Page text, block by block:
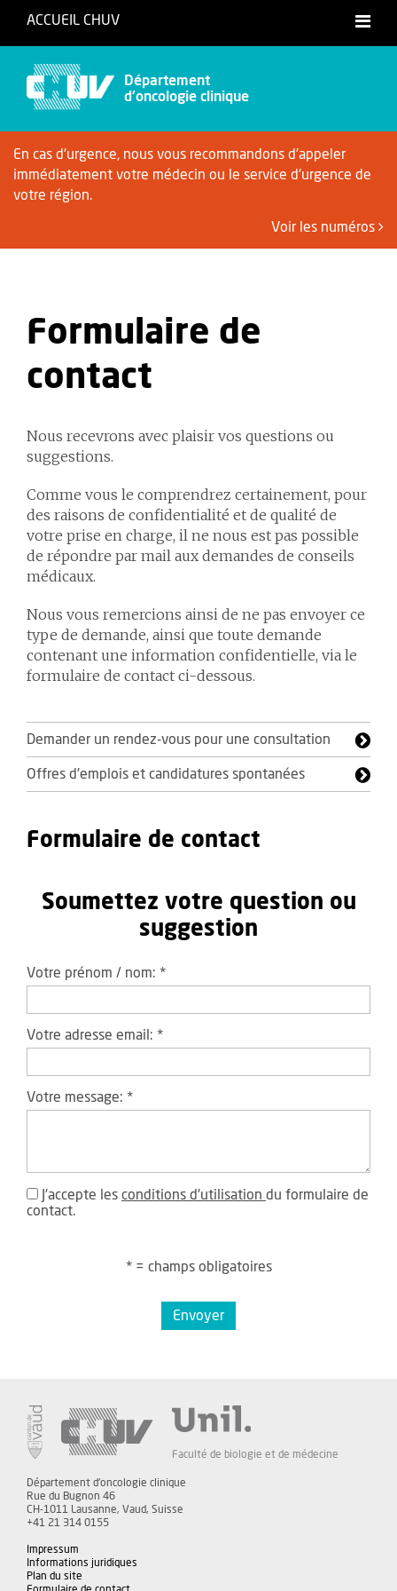
ACCUEIL CHUV
Département
d'oncologie clinique
En cas d'urgence, nous vous recommandons d'appeler
immédiatement votre médecin ou le service d'urgence de
votre région.
Voir les numéros
Formulaire de
contact
Nous recevrons avec plaisir vos questions ou
suggestions.
Comme vous le comprendrez certainement, pour
des raisons de confidentialité et de qualité de
votre prise en charge, il ne nous est pas possible
de répondre par mail aux demandes de conseils
médicaux.
Nous vous remercions ainsi de ne pas envoyer ce
type de demande, ainsi que toute demande
contenant une information confidentielle, via le
formulaire de contact ci-dessous.
Demander un rendez-vous pour une consultation
Offres d'emplois et candidatures spontanées
Formulaire de contact
Soumettez votre question ou
suggestion
Votre prénom / nom: *
Votre adresse email: *
Votre message: *
J'accepte les conditions d'utilisation du formulaire de
contact.
* = champs obligatoires
Envoyer
Faculté de biologie et de médecine
Département d'oncologie clinique
Rue du Bugnon 46
CH-1011 Lausanne, Vaud, Suisse
+41 21 314 0155
Impressum
Informations juridiques
Plan du site